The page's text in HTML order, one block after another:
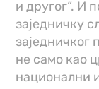
и другог“. И
заједничку
заједничког
не само као
национални